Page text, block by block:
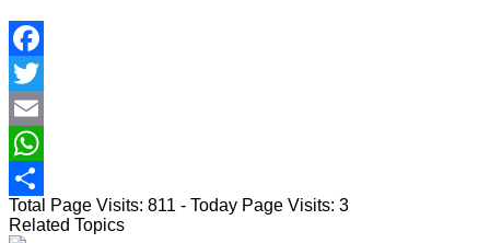
Facebook
Twitter
Email
WhatsApp
Teilen
Total Page Visits: 811 - Today Page Visits: 3
Related Topics